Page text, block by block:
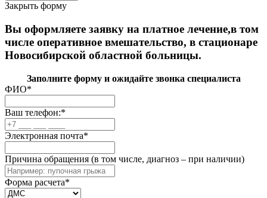
Закрыть форму
Вы оформляете заявку на платное лечение,в том
числе оперативное вмешательство, в стационаре
Новосибирской областной больницы.
Заполните форму и ожидайте звонка специалиста
ФИО*
Ваш телефон:*
Электронная почта*
Причина обращения (в том числе, диагноз – при наличии)
Форма расчета*